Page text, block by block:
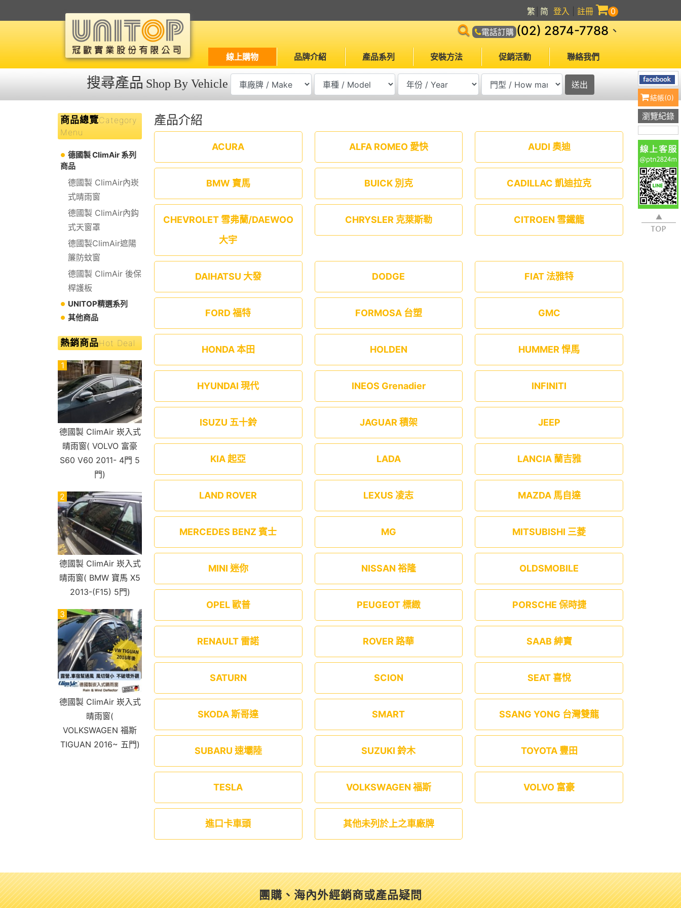
結帳(0)
瀏覽紀錄
登入 註冊 0
繁 简
電話訂購 (02) 2874-7788 、
線上購物 品牌介紹 產品系列 安裝方法 促銷活動 聯絡我們
搜尋產品 Shop By Vehicle
商品總覽Category
Menu
德國製 ClimAir 系列
商品
德國製 ClimAir內崁
式晴雨窗
德國製 ClimAir內鈎
式天窗罩
德國製ClimAir遮陽
簾防蚊窗
德國製 ClimAir 後保
桿護板
UNITOP精選系列
其他商品
熱銷商品Hot Deal
1
德國製 ClimAir 崁入式
晴雨窗( VOLVO 富豪
S60 V60 2011- 4門 5
門)
2
德國製 ClimAir 崁入式
晴雨窗( BMW 寶馬 X5
2013-(F15) 5門)
3
德國製 ClimAir 崁入式
晴雨窗(
VOLKSWAGEN 福斯
TIGUAN 2016~ 五門)
產品介紹
ACURA ALFA ROMEO 愛快 AUDI 奧迪
BMW 寶馬 BUICK 別克 CADILLAC 凱迪拉克
CHEVROLET 雪弗蘭/DAEWOO
大宇
CHRYSLER 克萊斯勒 CITROEN 雪鐵龍
DAIHATSU 大發 DODGE FIAT 法雅特
FORD 福特 FORMOSA 台塑 GMC
HONDA 本田 HOLDEN HUMMER 悍馬
HYUNDAI 現代 INEOS Grenadier INFINITI
ISUZU 五十鈴 JAGUAR 積架 JEEP
KIA 起亞 LADA LANCIA 蘭吉雅
LAND ROVER LEXUS 凌志 MAZDA 馬自達
MERCEDES BENZ 賓士 MG MITSUBISHI 三菱
MINI 迷你 NISSAN 裕隆 OLDSMOBILE
OPEL 歐普 PEUGEOT 標緻 PORSCHE 保時捷
RENAULT 雷諾 ROVER 路華 SAAB 紳寶
SATURN SCION SEAT 喜悅
SKODA 斯哥達 SMART SSANG YONG 台灣雙龍
SUBARU 速壩陸 SUZUKI 鈴木 TOYOTA 豐田
TESLA VOLKSWAGEN 福斯 VOLVO 富豪
進口卡車頭 其他未列於上之車廠牌
團購、海內外經銷商或產品疑問